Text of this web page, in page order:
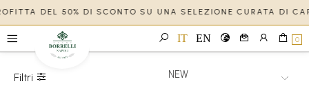
DEL 50% DI SCONTO SU UNA SELEZIONE CURATA DI
IT EN 0
Filtri